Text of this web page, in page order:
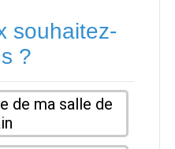
souhaitez-
?
de ma salle de